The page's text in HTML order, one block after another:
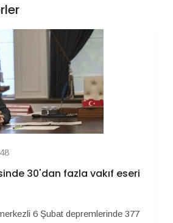
30'dan fazla vakıf eseri
6 Şubat depremlerinde 377